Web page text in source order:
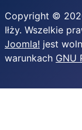
Copyright ©
Iłży. Wszelkie
Joomla! jest
warunkach GNU